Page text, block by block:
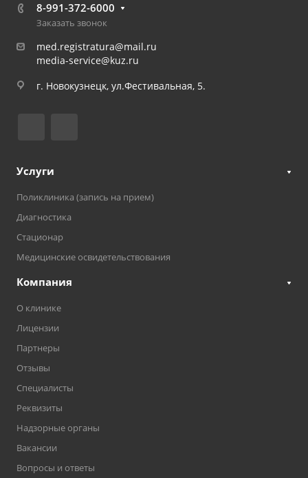
8-991-372-6000
Заказать звонок
med.registratura@mail.ru
media-service@kuz.ru
г. Новокузнецк, ул.Фестивальная, 5.
Услуги
Поликлиника (запись на прием)
Диагностика
Стационар
Медицинские освидетельствования
Компания
О клинике
Лицензии
Партнеры
Отзывы
Специалисты
Реквизиты
Надзорные органы
Вакансии
Вопросы и ответы